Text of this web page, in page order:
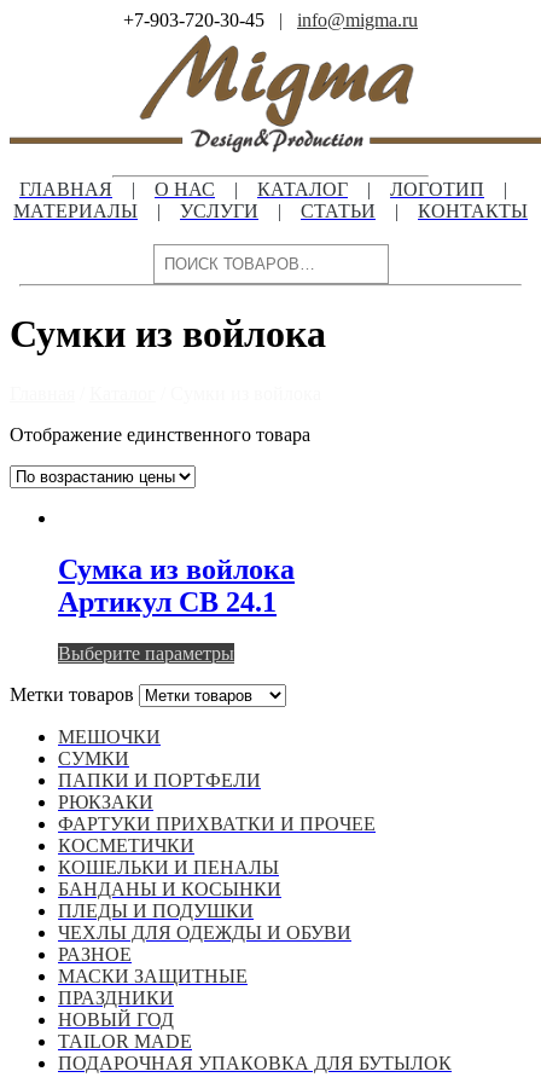
+7-903-720-30-45 | info@migma.ru
ГЛАВНАЯ | О НАС | КАТАЛОГ | ЛОГОТИП
|
МАТЕРИАЛЫ
| УСЛУГИ | СТАТЬИ | КОНТАКТЫ
Поиск
Сумки из войлока
Отображение единственного товара
Сумка из войлока
Артикул СВ 24.1
Выберите параметры
имеет
можно
на
товара.
Метки товаров
МЕШОЧКИ
СУМКИ
ПАПКИ И ПОРТФЕЛИ
РЮКЗАКИ
ФАРТУКИ ПРИХВАТКИ И ПРОЧЕЕ
КОСМЕТИЧКИ
КОШЕЛЬКИ И ПЕНАЛЫ
БАНДАНЫ И КОСЫНКИ
ПЛЕДЫ И ПОДУШКИ
ЧЕХЛЫ ДЛЯ ОДЕЖДЫ И ОБУВИ
РАЗНОЕ
МАСКИ ЗАЩИТНЫЕ
ПРАЗДНИКИ
НОВЫЙ ГОД
TAILOR MADE
ПОДАРОЧНАЯ УПАКОВКА ДЛЯ БУТЫЛОК